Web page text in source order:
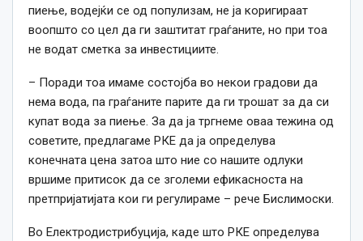
пиење, водејќи се од популизам, не ја коригираат
воопшто со цел да ги заштитат граѓаните, но при тоа
не водат сметка за инвестициите.
– Поради тоа имаме состојба во некои градови да
нема вода, па граѓаните парите да ги трошат за да си
купат вода за пиење. За да ја тргнеме оваа тежина од
советите, предлагаме РКЕ да ја определува
конечната цена затоа што ние со нашите одлуки
вршиме притисок да се зголеми ефикасноста на
претпријатијата кои ги регулираме – рече Бислимоски.
Во Електродистрибуција, каде што РКЕ определува